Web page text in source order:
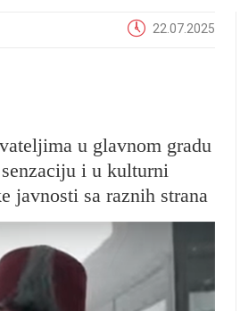
22.07.2025
u glavnom gradu
i u kulturni
javnosti sa raznih strana